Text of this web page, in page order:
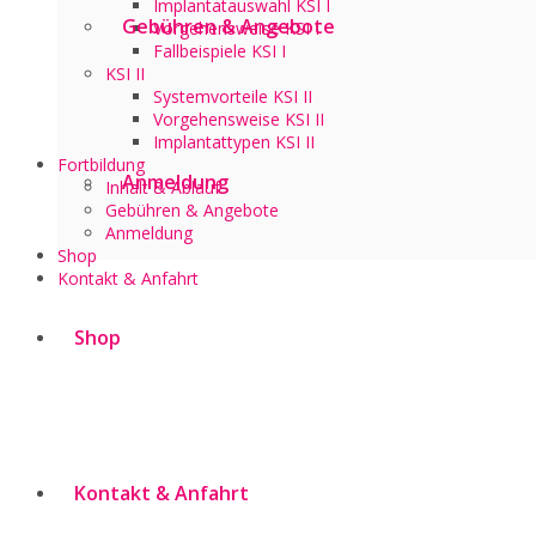
Gebühren & Angebote
Anmeldung
Shop
Kontakt & Anfahrt
Implantatauswahl KSI I
Vorgehensweise KSI I
Fallbeispiele KSI I
KSI II
Systemvorteile KSI II
Vorgehensweise KSI II
Implantattypen KSI II
Fortbildung
Inhalt & Ablauf
Gebühren & Angebote
Anmeldung
Shop
Kontakt & Anfahrt